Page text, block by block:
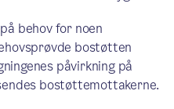
behov for noen
bostøtten
påvirkning på
bostøttemottakerne.